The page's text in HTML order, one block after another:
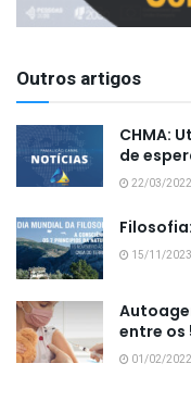
Outros artigos
CHMA:
de
22/03/2022
15/11/2023
entre os
01/02/2022